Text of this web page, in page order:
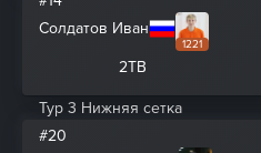
Солдатов Иван
1221
2ТВ
Тур 3 Нижняя сетка
#20